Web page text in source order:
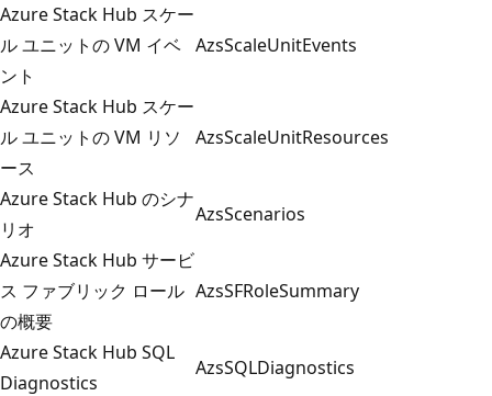
Azure Stack Hub スケー
ル ユニットの VM イベ
ント
AzsScaleUnitEvents
Azure Stack Hub スケー
ル ユニットの VM リソ
ース
AzsScaleUnitResources
Azure Stack Hub のシナ
リオ
AzsScenarios
Azure Stack Hub サービ
ス ファブリック ロール
の概要
AzsSFRoleSummary
Azure Stack Hub SQL
Diagnostics
AzsSQLDiagnostics